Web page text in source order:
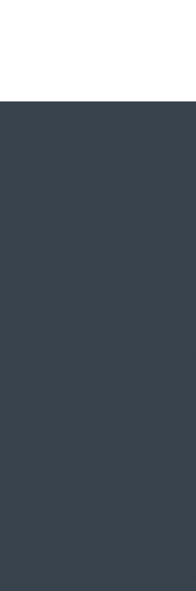
und Hochwasser aus Sicht vieler